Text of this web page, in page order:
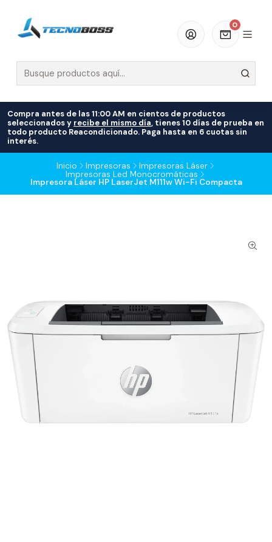
0
Compra antes de las 11:00 AM en cientos de productos
seleccionados y recibe el mismo día, tienes 10 días de prueba en
todo producto Reacondicionado. Paga hasta en 6 cuotas sin
interés.
Inicio Impresoras
Impresoras Láser
Impresoras Led Monocromáticas
Impresora Láser HP LaserJet M111w Wi-Fi Compacta